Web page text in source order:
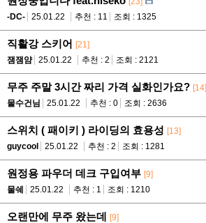
-DC-
25.01.22 추천 : 11 조회 : 1325
직활강 스키어 [21]
잼잼얌
25.01.22 추천 : 2 조회 : 2121
무주 주말 3시간 짜리 가격 실화인가요? [14]
물수건님
25.01.22 추천 : 0 조회 : 2636
스위치 ( 패이키 ) 라이딩의 효용성 [13]
guycool
25.01.22 추천 : 2 조회 : 1281
원정용 파우더 데크 구입여부 [9]
물쉐
25.01.22 추천 : 1 조회 : 1210
오랜만에 무주 왔는데 [9]